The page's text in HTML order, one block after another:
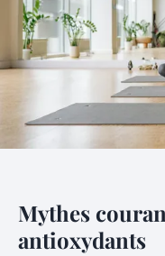
Mythes
antioxydants